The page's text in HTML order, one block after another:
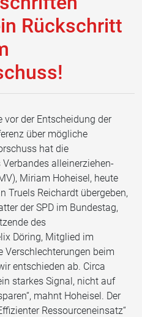
Rückschritt
vor der Entscheidung der
über mögliche
hat die
alleinerziehen-
Miriam Hoheisel, heute
Truels Reichardt übergeben,
der SPD im Bundestag,
des
Döring, Mitglied im
Verschlechterungen beim
entschieden ab. Circa
starkes Signal, nicht auf
mahnt Hoheisel. Der
Ressourceneinsatz“